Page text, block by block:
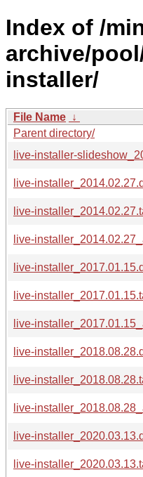
Index of /
archive/
installer/
File Name ↓
Parent directory/
live-installer-
live-
live-
live-
live-
live-
live-
live-
live-
live-
live-
live-